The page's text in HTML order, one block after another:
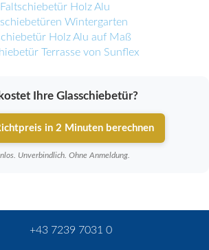
Faltschiebetür Holz Alu
Wintergarten
Holz Alu auf Maß
Terrasse von Sunflex
Ihre Glasschiebetür?
in 2 Minuten berechnen
Unverbindlich. Ohne Anmeldung.
+43 7239 7031 0